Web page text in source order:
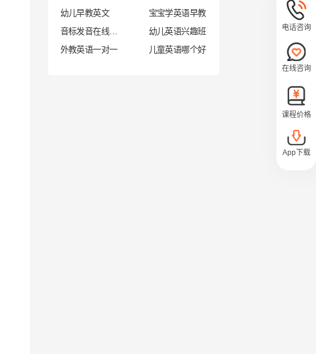
幼儿早教英文
宝宝学英语早教
幼儿英语兴趣班
外教英语一对一
儿童英语哪个好
电话咨询
在线咨询
课程价格
App下载